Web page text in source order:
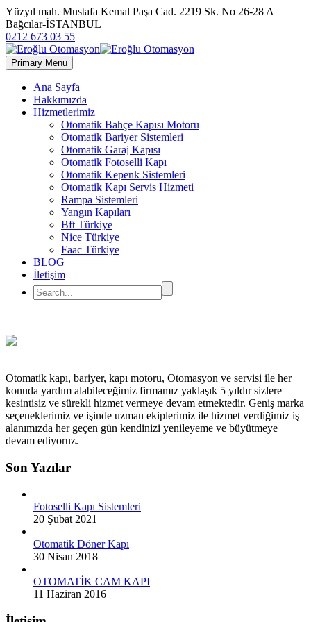
Yüzyıl mah. Mustafa Kemal Paşa Cad. 2219 Sk. No 26-28 A
Bağcılar-İSTANBUL
0212 673 03 55
Primary Menu
Ana Sayfa
Hakkımızda
Hizmetlerimiz
Otomatik Bahçe Kapısı Motoru
Otomatik Bariyer Sistemleri
Otomatik Garaj Kapısı
Otomatik Fotoselli Kapı
Otomatik Kepenk Sistemleri
Otomatik Kapı Servis Hizmeti
Rampa Sistemleri
Yangın Kapıları
Bft Türkiye
Nice Türkiye
Faac Türkiye
BLOG
İletişim
Otomatik kapı, bariyer, kapı motoru, Otomasyon ve servisi ile her
konuda yardım alabileceğimiz firmamız yaklaşık 5 yıldır sizlere
kesintisiz ve sürekli hizmet vermeye devam etmektedir. Geniş marka
seçeneklerimiz ve işinde uzman ekiplerimiz ile hizmet verdiğimiz iş
alanımızda her geçen gün kendinizi yenileyeme ve büyütmeye
devam ediyoruz.
Son Yazılar
Fotoselli Kapı Sistemleri
20 Şubat 2021
Otomatik Döner Kapı
30 Nisan 2018
OTOMATİK CAM KAPI
11 Haziran 2016